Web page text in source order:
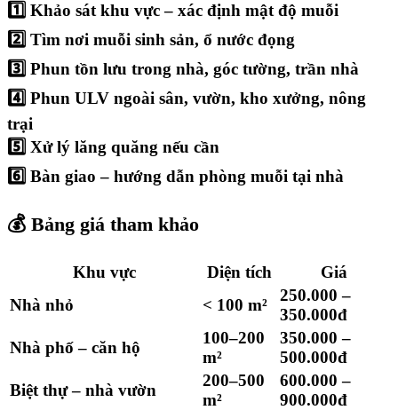
1️⃣ Khảo sát khu vực – xác định mật độ muỗi
2️⃣ Tìm nơi muỗi sinh sản, ổ nước đọng
3️⃣ Phun tồn lưu trong nhà, góc tường, trần nhà
4️⃣ Phun ULV ngoài sân, vườn, kho xưởng, nông
trại
5️⃣ Xử lý lăng quăng nếu cần
6️⃣ Bàn giao – hướng dẫn phòng muỗi tại nhà
💰 Bảng giá tham khảo
Khu vực Diện tích
Giá
Nhà nhỏ
< 100 m²
250.000 –
350.000đ
Nhà phố – căn hộ
100–200
m²
350.000 –
500.000đ
Biệt thự – nhà vườn
200–500
m²
600.000 –
900.000đ